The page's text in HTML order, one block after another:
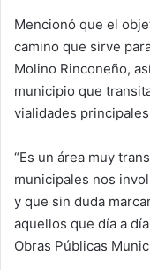
Mencionó que el
camino que sirve
Molino Rinconeño,
municipio que
vialidades
“Es un área muy
municipales nos
y que sin duda
aquellos que día a
Obras Públicas